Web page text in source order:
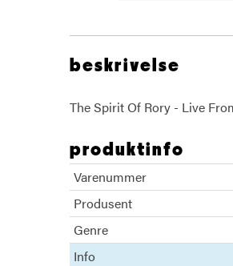
beskrivelse
The Spirit Of Rory - Live
produktinfo
Varenummer
Produsent
Genre
Info